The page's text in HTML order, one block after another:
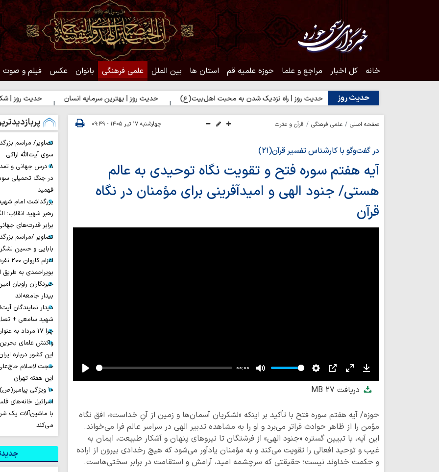
خانه کل اخبار مراجع و علما حوزه علمیه قم استان ها بین الملل علمی فرهنگی بانوان عکس فیلم و صوت
حدیث روز
حدیث روز | راه نزدیک شدن به محبت اهل‌بیت(ع) حدیث روز | بهترین سرمایه انسان حدیث روز | شکیبایی بر
صفحه اصلی علمی فرهنگی قرآن و عترت چهارشنبه ۱۷ تیر ۱۴۰۵ - ۰۹:۴۹
در گفت‌وگو با کارشناس تفسیر قرآن(۲۱)
آیه هفتم سوره فتح و تقویت نگاه توحیدی به عالم
هستی/ جنود الهی و امیدآفرینی برای مؤمنان در نگاه
قرآن
Play
00:00
Mute Settings
PIP Enter
fullscreen
Download
دریافت27 MB
حوزه/ آیه هفتم سوره فتح با تأکید بر اینکه «لشکریان آسمان‌ها و زمین از آنِ خداست»، افق نگاه
مؤمن را از ظاهر حوادث فراتر می‌برد و او را به مشاهده تدبیر الهی در سراسر عالم فرا می‌خواند.
این آیه، با تبیین گستره «جنود الهی» از فرشتگان تا نیروهای پنهان و آشکار طبیعت، ایمان به
غیب و توحید افعالی را تقویت می‌کند و به مؤمنان یادآور می‌شود که هیچ رخدادی بیرون از اراده
و حکمت خداوند نیست؛ حقیقتی که سرچشمه امید، آرامش و استقامت در برابر سختی‌هاست.
تصاویر/ مراسم
سوی آیت‌الله اراکی
۸ درس جهانی و
در جنگ تحمیلی
فهمید
بزرگداشت امام
رهبر شهید انقلاب؛
برابر قدرت‌های
تصاویر /مراسم
بابایی و حسین
بویراحمدی به
خبرنگاران راویان
بیدار جامعه‌اند
دیدار نمایندگان
شهید سامعی +
چرا 17 مرداد به عنوان روز خبرنگار نامیده شد؟
واکنش علمای
این کشور درباره
حجت‌الاسلام
این هفته تهران
۱۰ ویژگی پیامبر(ص) در آیه ۱۵۷ سوره اعراف
اسرائیل خانه‌های
با ماشین‌آلات یک
می‌کند